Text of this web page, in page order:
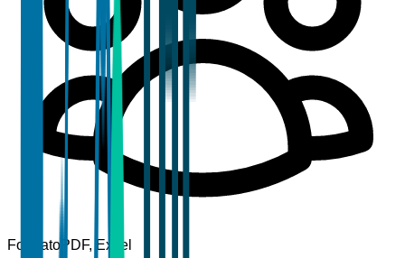
Formato PDF, Excel